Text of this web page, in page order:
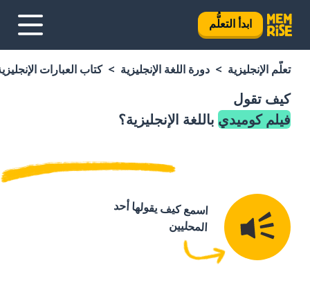
ابدأ التعلُّم
تعلَّم الإنجليزية دورة اللغة الإنجليزية كتاب العبارات
كيف تقول
فيلم كوميدي باللغة الإنجليزية؟
اسمع كيف يقولها أحد
المحليين